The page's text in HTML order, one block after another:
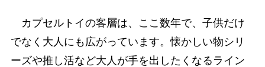
カプセルトイの客層は、ここ数年で、子供だけ
でなく大人にも広がっています。懐かしい物シリ
ーズや推し活など大人が手を出したくなるライン